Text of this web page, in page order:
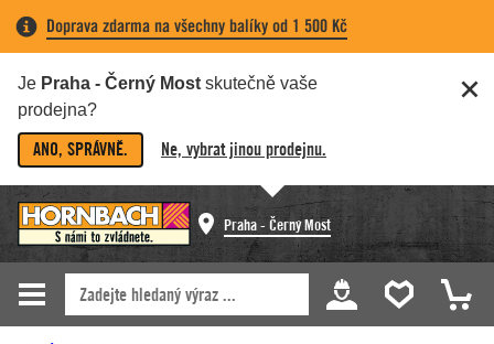
Doprava zdarma na všechny balíky od 1 500 Kč
Je Praha - Černý Most skutečně vaše
prodejna?
ANO, SPRÁVNĚ. Ne, vybrat jinou prodejnu.
Praha - Černý Most